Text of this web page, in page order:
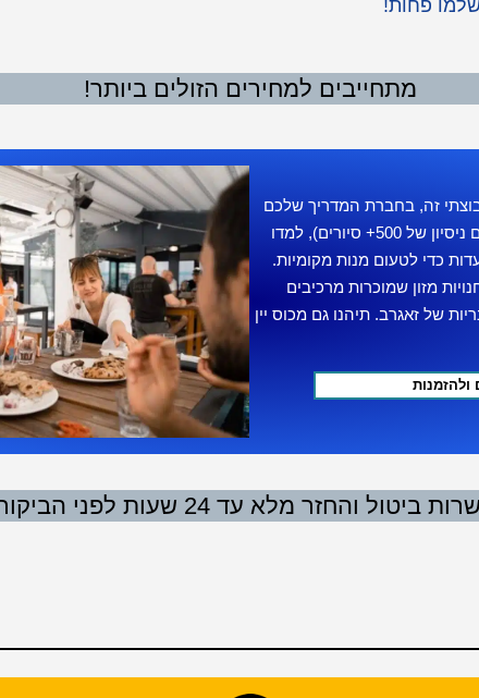
פחות!
מתחייבים למחירים הזולים ביותר!
זה, בחברת המדריך שלכם
(הדרכה על ידי מדריך מקומי מוסמך עם ניסיון של 500+ סיורים), למדו
כדי לטעום מנות מקומיות.
מזון שמוכרות מרכיבים
של זאגרב. תיהנו גם מכוס יין
ולהזמנות
ביטול והחזר מלא עד 24 שעות לפני הביקור!